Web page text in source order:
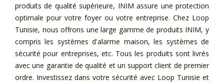
produits de qualité supérieure, INIM assure une protection
optimale pour votre foyer ou votre entreprise. Chez Loop
Tunisie, nous offrons une large gamme de produits INIM, y
compris les systèmes d'alarme maison, les systèmes de
sécurité pour entreprises, etc. Tous les produits sont livrés
avec une garantie de qualité et un support client de premier
ordre. Investissez dans votre sécurité avec Loop Tunisie et